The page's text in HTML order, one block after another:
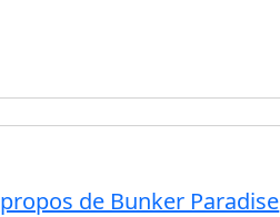
de Bunker Paradise